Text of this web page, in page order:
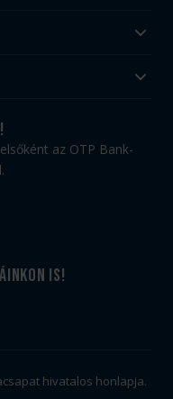
az OTP Bank-
is!
hivatalos honlapja.